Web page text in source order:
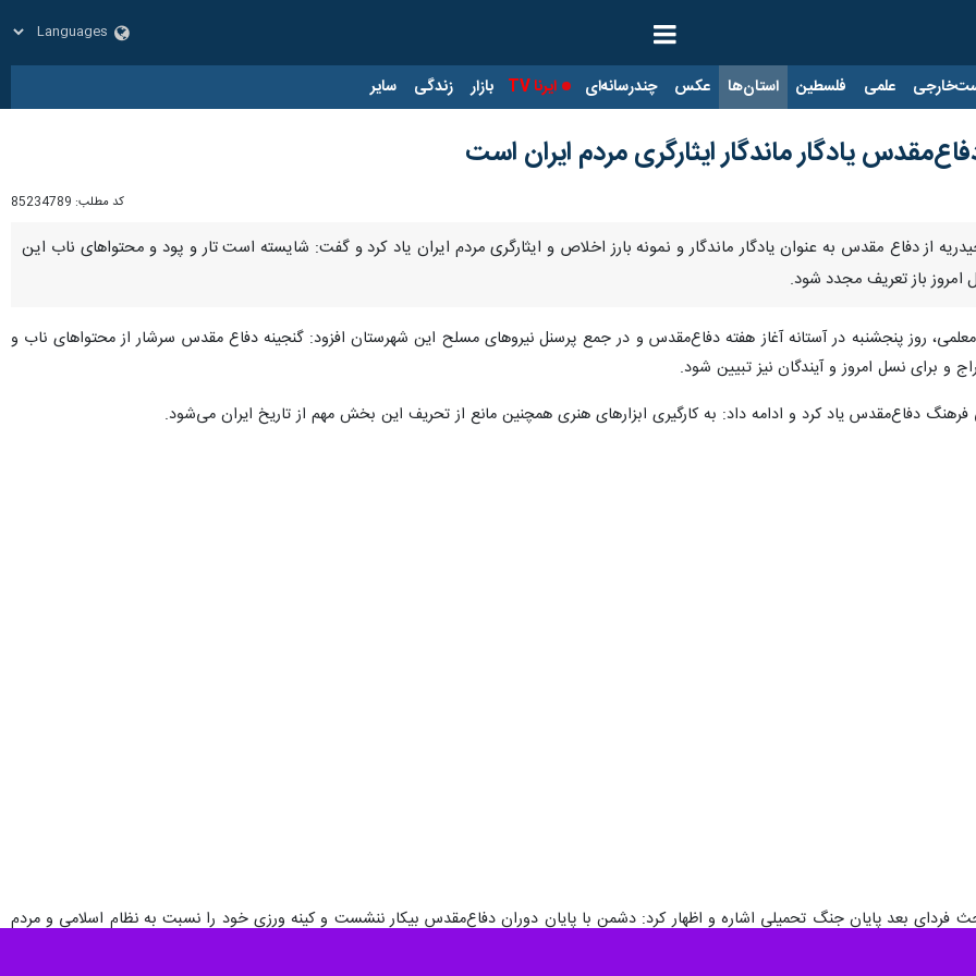
علمی فلسطین استان‌ها عکس چندرسانه‌ای ایرنا TV بازار زندگی سایر
یادگار ماندگار ایثارگری مردم ایران است
کد مطلب: 85234789